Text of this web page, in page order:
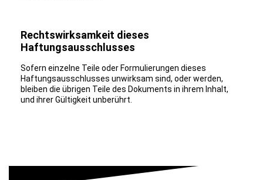
Rechtswirksamkeit dieses
Haftungsausschlusses
Sofern einzelne Teile oder Formulierungen dieses
Haftungsausschlusses unwirksam sind, oder werden,
bleiben die übrigen Teile des Dokuments in ihrem Inhalt,
und ihrer Gültigkeit unberührt.